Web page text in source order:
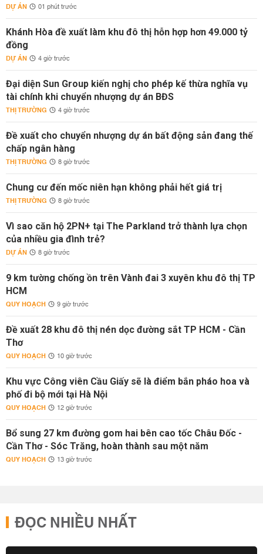
DỰ ÁN 01 phút trước
Khánh Hòa đề xuất làm khu đô thị hỗn hợp hơn 49.000 tỷ
đồng
DỰ ÁN 4 giờ trước
Đại diện Sun Group kiến nghị cho phép kế thừa nghĩa vụ
tài chính khi chuyển nhượng dự án BĐS
THỊ TRƯỜNG 4 giờ trước
Đề xuất cho chuyển nhượng dự án bất động sản đang thế
chấp ngân hàng
THỊ TRƯỜNG 8 giờ trước
Chung cư đến mốc niên hạn không phải hết giá trị
THỊ TRƯỜNG 8 giờ trước
Vì sao căn hộ 2PN+ tại The Parkland trở thành lựa chọn
của nhiều gia đình trẻ?
DỰ ÁN 8 giờ trước
9 km tường chống ồn trên Vành đai 3 xuyên khu đô thị TP
HCM
QUY HOẠCH 9 giờ trước
Đề xuất 28 khu đô thị nén dọc đường sắt TP HCM - Cần
Thơ
QUY HOẠCH 10 giờ trước
Khu vực Công viên Cầu Giấy sẽ là điểm bắn pháo hoa và
phố đi bộ mới tại Hà Nội
QUY HOẠCH 12 giờ trước
Bổ sung 27 km đường gom hai bên cao tốc Châu Đốc -
Cần Thơ - Sóc Trăng, hoàn thành sau một năm
QUY HOẠCH 13 giờ trước
ĐỌC NHIỀU NHẤT